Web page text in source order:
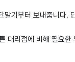
기부터 보내줍니다.
대리점에 비해 필요